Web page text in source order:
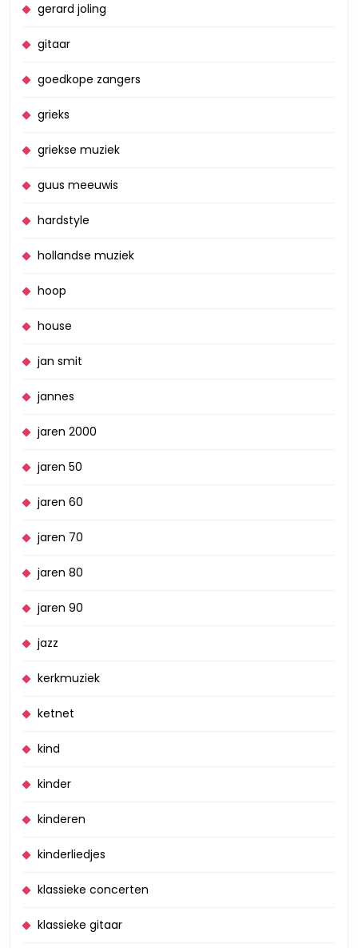
gerard joling
gitaar
goedkope zangers
grieks
griekse muziek
guus meeuwis
hardstyle
hollandse muziek
hoop
house
jan smit
jannes
jaren 2000
jaren 50
jaren 60
jaren 70
jaren 80
jaren 90
jazz
kerkmuziek
ketnet
kind
kinder
kinderen
kinderliedjes
klassieke concerten
klassieke gitaar